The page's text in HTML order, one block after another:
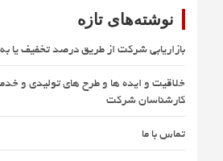
نوشته‌های تازه
بازاریابی شرکت از طریق درصد تخفیف
خلاقیت و ایده ها و طرح های تولیدی و
کارشناسان شرکت
تماس با ما